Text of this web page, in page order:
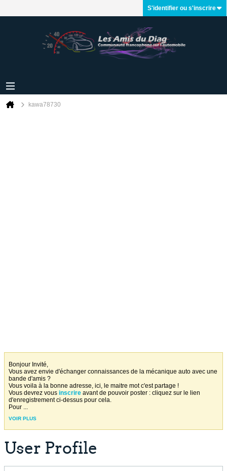
S'identifier ou s'inscrire
kawa78730
Bonjour Invité,
Vous avez envie d'échanger connaissances de la mécanique auto avec une
bande d'amis ?
Vous voila à la bonne adresse, ici, le maitre mot c'est partage !
Vous devrez vous inscrire avant de pouvoir poster : cliquez sur le lien
d'enregistrement ci-dessus pour cela.
Pour ...
VOIR PLUS
User Profile